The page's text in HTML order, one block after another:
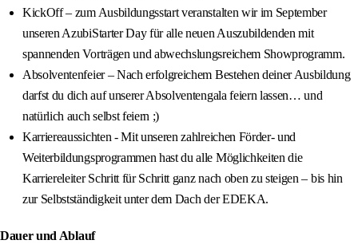
KickOff – zum Ausbildungsstart veranstalten wir im September
unseren AzubiStarter Day für alle neuen Auszubildenden mit
spannenden Vorträgen und abwechslungsreichem Showprogramm.
Absolventenfeier – Nach erfolgreichem Bestehen deiner Ausbildung
darfst du dich auf unserer Absolventengala feiern lassen… und
natürlich auch selbst feiern ;)
Karriereaussichten - Mit unseren zahlreichen Förder- und
Weiterbildungsprogrammen hast du alle Möglichkeiten die
Karriereleiter Schritt für Schritt ganz nach oben zu steigen – bis hin
zur Selbstständigkeit unter dem Dach der EDEKA.
Dauer und Ablauf